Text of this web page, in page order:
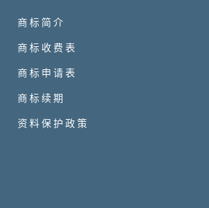
商标简介
商标收费表
商标申请表
商标续期
资料保护政策